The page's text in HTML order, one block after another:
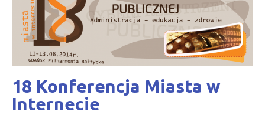
18 Konferencja Miasta w
Internecie